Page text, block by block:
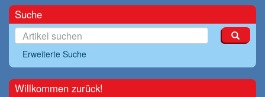
Suche
Erweiterte Suche
Willkommen zurück!